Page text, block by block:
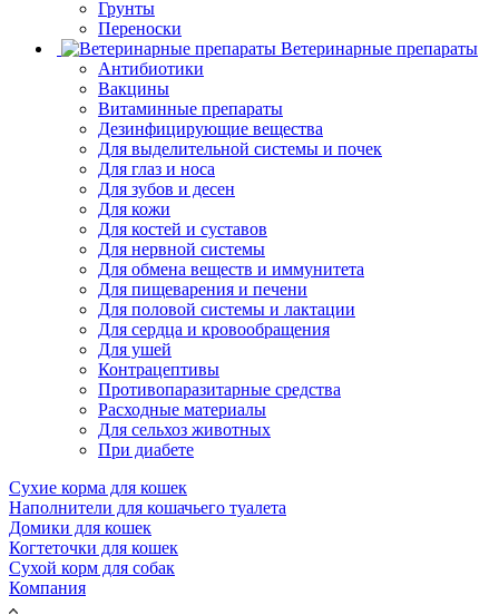
Грунты
Переноски
Ветеринарные препараты
Антибиотики
Вакцины
Витаминные препараты
Дезинфицирующие вещества
Для выделительной системы и почек
Для глаз и носа
Для зубов и десен
Для кожи
Для костей и суставов
Для нервной системы
Для обмена веществ и иммунитета
Для пищеварения и печени
Для половой системы и лактации
Для сердца и кровообращения
Для ушей
Контрацептивы
Противопаразитарные средства
Расходные материалы
Для сельхоз животных
При диабете
Сухие корма для кошек
Наполнители для кошачьего туалета
Домики для кошек
Когтеточки для кошек
Сухой корм для собак
Компания